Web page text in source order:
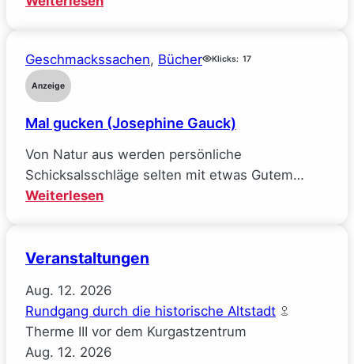
Ideale
(Sarah
Geschmackssachen, Bücher Klicks: 17
Anzeige
Mal gucken (Josephine Gauck)
Von Natur aus werden persönliche
Schicksalsschläge selten mit etwas Gutem…
Weiterlesen:
(Josephine
Veranstaltungen
Aug. 12. 2026
Rundgang durch die historische Altstadt
Therme III vor dem Kurgastzentrum
Aug. 12. 2026